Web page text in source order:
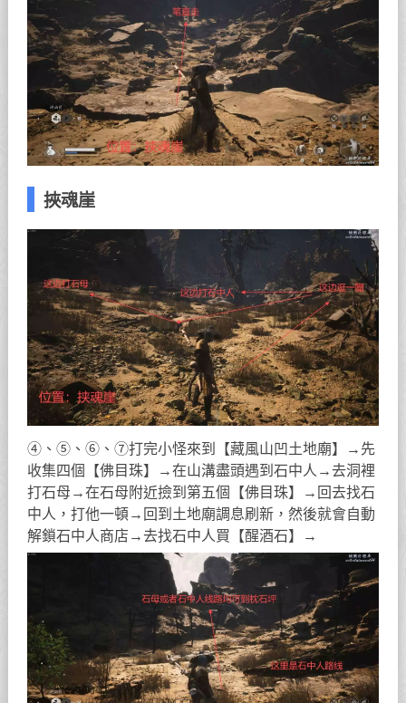
挾魂崖
④、⑤、⑥、⑦打完小怪來到【藏風山凹土地廟】→先
收集四個【佛目珠】→在山溝盡頭遇到石中人→去洞裡
打石母→在石母附近撿到第五個【佛目珠】→回去找石
中人，打他一頓→回到土地廟調息刷新，然後就會自動
解鎖石中人商店→去找石中人買【醒酒石】→